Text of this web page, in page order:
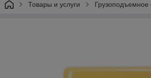
Товары и услуги Грузоподъемное